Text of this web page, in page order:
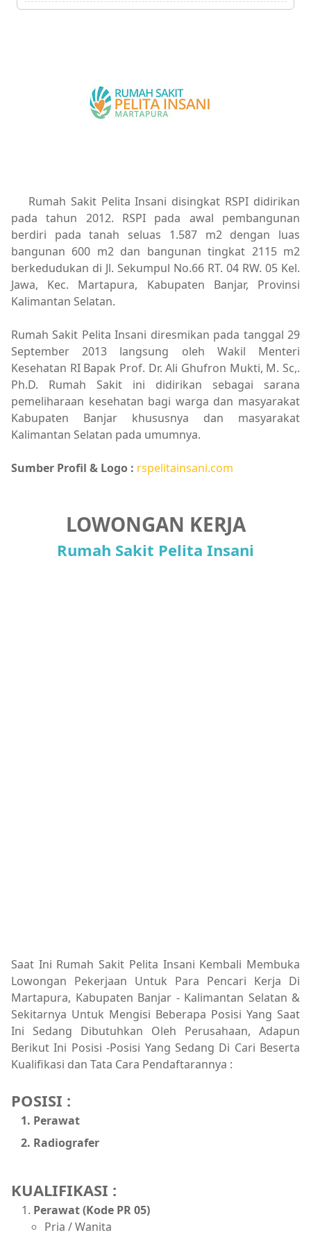
Rumah Sakit Pelita Insani disingkat RSPI didirikan
pada tahun 2012. RSPI pada awal pembangunan
berdiri pada tanah seluas 1.587 m2 dengan luas
bangunan 600 m2 dan bangunan tingkat 2115 m2
berkedudukan di Jl. Sekumpul No.66 RT. 04 RW. 05 Kel.
Jawa, Kec. Martapura, Kabupaten Banjar, Provinsi
Kalimantan Selatan.
Rumah Sakit Pelita Insani diresmikan pada tanggal 29
September 2013 langsung oleh Wakil Menteri
Kesehatan RI Bapak Prof. Dr. Ali Ghufron Mukti, M. Sc,.
Ph.D. Rumah Sakit ini didirikan sebagai sarana
pemeliharaan kesehatan bagi warga dan masyarakat
Kabupaten Banjar khususnya dan masyarakat
Kalimantan Selatan pada umumnya.
Sumber Profil & Logo : rspelitainsani.com
LOWONGAN KERJA
Rumah Sakit Pelita Insani
Saat Ini Rumah Sakit Pelita Insani Kembali Membuka
Lowongan Pekerjaan Untuk Para Pencari Kerja Di
Martapura, Kabupaten Banjar - Kalimantan Selatan &
Sekitarnya Untuk Mengisi Beberapa Posisi Yang Saat
Ini Sedang Dibutuhkan Oleh Perusahaan, Adapun
Berikut Ini Posisi -Posisi Yang Sedang Di Cari Beserta
Kualifikasi dan Tata Cara Pendaftarannya :
POSISI :
Perawat
Radiografer
KUALIFIKASI :
Perawat (Kode PR 05)
Pria / Wanita